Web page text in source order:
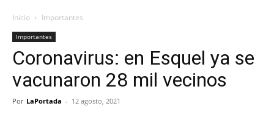
Portada
Inicio Importantes
Importantes
Coronavirus: en Esquel ya se
vacunaron 28 mil vecinos
Por LaPortada - 12 agosto, 2021